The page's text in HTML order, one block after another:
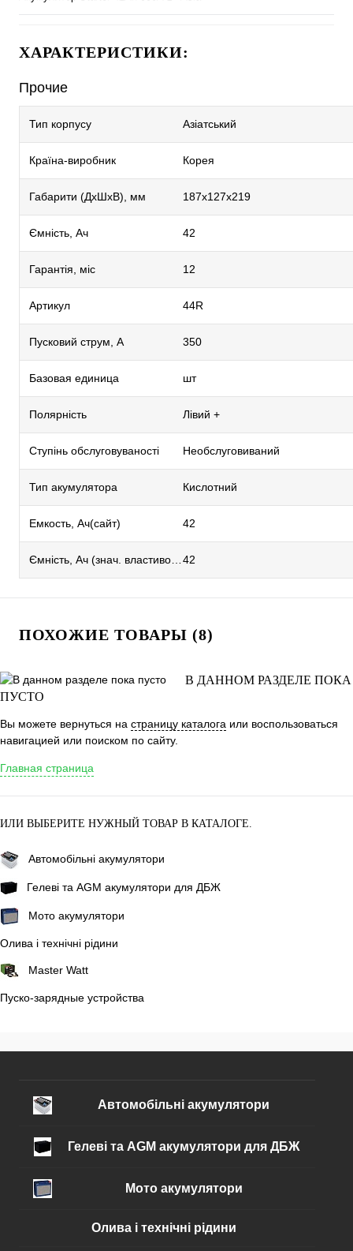
ХАРАКТЕРИСТИКИ:
Прочие
Тип корпусу Азіатський
Країна-виробник Корея
Габарити (ДхШхВ), мм 187х127х219
Ємність, Ач 42
Гарантія, міс 12
Артикул 44R
Пусковий струм, А 350
Базовая единица шт
Полярність Лівий +
Ступінь обслуговуваності Необслуговиваний
Тип акумулятора Кислотний
Емкость, Ач(сайт) 42
42
ПОХОЖИЕ ТОВАРЫ (8)
В ДАННОМ РАЗДЕЛЕ ПОКА
ПУСТО
Вы можете вернуться на страницу каталога или воспользоваться
навигацией или поиском по сайту.
Главная страница
ИЛИ ВЫБЕРИТЕ НУЖНЫЙ ТОВАР В КАТАЛОГЕ.
Автомобільні акумулятори
Гелеві та AGM акумулятори для ДБЖ
Мото акумулятори
Олива і технічні рідини
Master Watt
Пуско-зарядные устройства
Автомобільні акумулятори
Гелеві та AGM акумулятори для ДБЖ
Мото акумулятори
Олива і технічні рідини